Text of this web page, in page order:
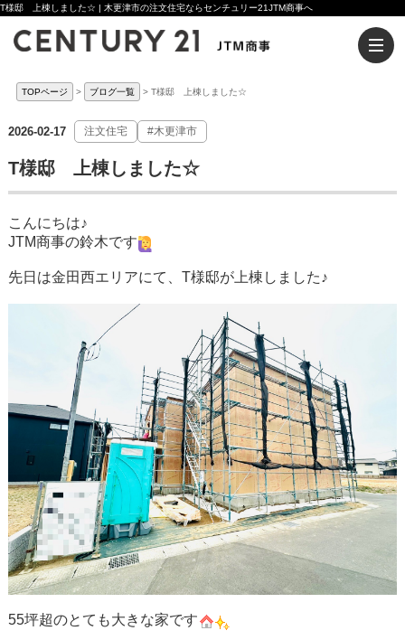
T様邸 上棟しました☆ | 木更津市の注文住宅ならセンチュリー21JTM商事へ
TOPページ ブログ一覧 T様邸 上棟しました☆
2026-02-17 注文住宅 #木更津市
T様邸 上棟しました☆
こんにちは♪
JTM商事の鈴木です
先日は金田西エリアにて、T様邸が上棟しました♪
55坪超のとても大きな家です